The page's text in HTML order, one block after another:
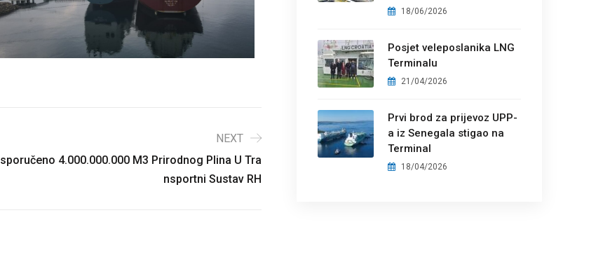
NEXT
Isporučeno 4.000.000.000 M3 Prirodnog Plina U Tra
Nsportni Sustav RH
18/06/2026
Posjet veleposlanika LNG
Terminalu
21/04/2026
Prvi brod za prijevoz UPP-
a iz Senegala stigao na
Terminal
18/04/2026